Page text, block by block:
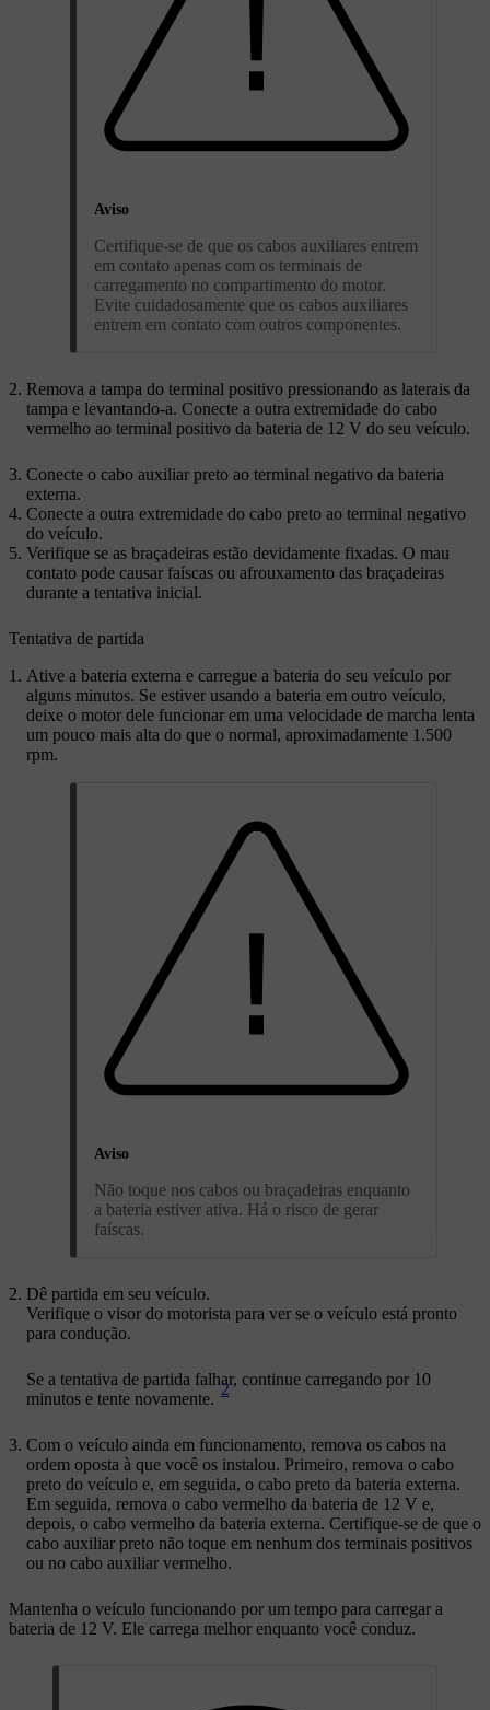
2
Aviso
Certifique-se de que os cabos auxiliares entrem
em contato apenas com os terminais de
carregamento no compartimento do motor.
Evite cuidadosamente que os cabos auxiliares
entrem em contato com outros componentes.
Remova a tampa do terminal positivo pressionando as laterais da
tampa e levantando-a. Conecte a outra extremidade do cabo
vermelho ao terminal positivo da bateria de 12 V do seu veículo.
Conecte o cabo auxiliar preto ao terminal negativo da bateria
externa.
Conecte a outra extremidade do cabo preto ao terminal negativo
do veículo.
Verifique se as braçadeiras estão devidamente fixadas. O mau
contato pode causar faíscas ou afrouxamento das braçadeiras
durante a tentativa inicial.
Tentativa de partida
Ative a bateria externa e carregue a bateria do seu veículo por
alguns minutos. Se estiver usando a bateria em outro veículo,
deixe o motor dele funcionar em uma velocidade de marcha lenta
um pouco mais alta do que o normal, aproximadamente 1.500
rpm.
Aviso
Não toque nos cabos ou braçadeiras enquanto
a bateria estiver ativa. Há o risco de gerar
faíscas.
Dê partida em seu veículo.
Verifique o visor do motorista para ver se o veículo está pronto
para condução.
Se a tentativa de partida falhar, continue carregando por 10
minutos e tente novamente.
Com o veículo ainda em funcionamento, remova os cabos na
ordem oposta à que você os instalou. Primeiro, remova o cabo
preto do veículo e, em seguida, o cabo preto da bateria externa.
Em seguida, remova o cabo vermelho da bateria de 12 V e,
depois, o cabo vermelho da bateria externa. Certifique-se de que o
cabo auxiliar preto não toque em nenhum dos terminais positivos
ou no cabo auxiliar vermelho.
Mantenha o veículo funcionando por um tempo para carregar a
bateria de 12 V. Ele carrega melhor enquanto você conduz.